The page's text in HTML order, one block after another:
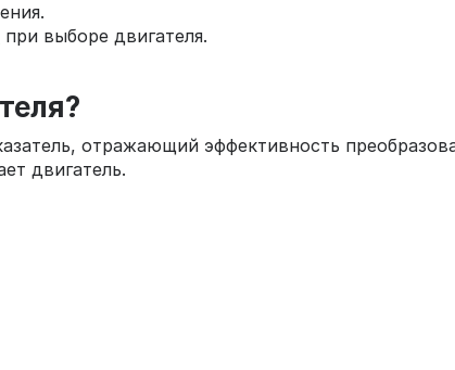
при выборе двигателя.
отражающий эффективность
двигатель.